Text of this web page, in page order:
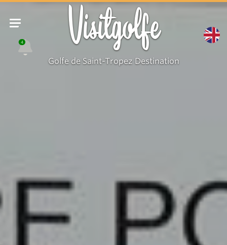
4 Visitgolfe
Golfe de Saint-Tropez Destination